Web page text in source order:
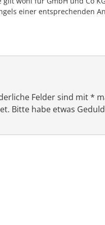
einer entsprechenden
Felder sind mit *
Bitte habe etwas